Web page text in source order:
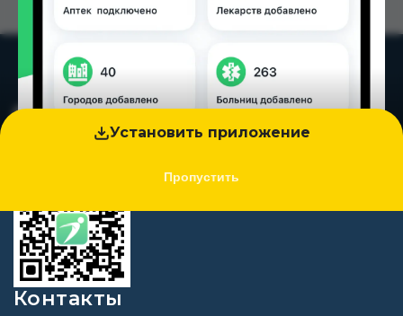
Установить приложение
Пропустить
Контакты